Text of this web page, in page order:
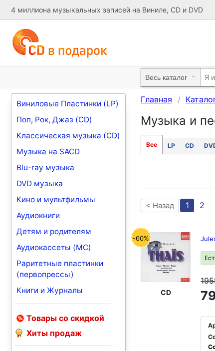
4 миллиона музыкальных записей на Виниле, CD и DVD
Виниловые Пластинки (LP)
Поп, Рок, Джаз (CD)
Классическая музыка (CD)
Музыка на SACD
Blu-ray музыка
DVD музыка
Кино и мультфильмы
Аудиокниги
Детям и родителям
Аудиокассеты (MC)
Раритетные пластинки
(первопрессы)
Книги и Журналы
Товары со скидкой
Хиты продаж
Главная
Музыка и
Все LP CD
< Назад 1 2
-60%
CD